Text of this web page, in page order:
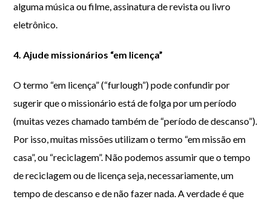
alguma música ou filme, assinatura de revista ou livro
eletrônico.
4. Ajude missionários “em licença”
O termo “em licença” (“furlough”) pode confundir por
sugerir que o missionário está de folga por um período
(muitas vezes chamado também de “período de descanso”).
Por isso, muitas missões utilizam o termo “em missão em
casa”, ou “reciclagem”. Não podemos assumir que o tempo
de reciclagem ou de licença seja, necessariamente, um
tempo de descanso e de não fazer nada. A verdade é que